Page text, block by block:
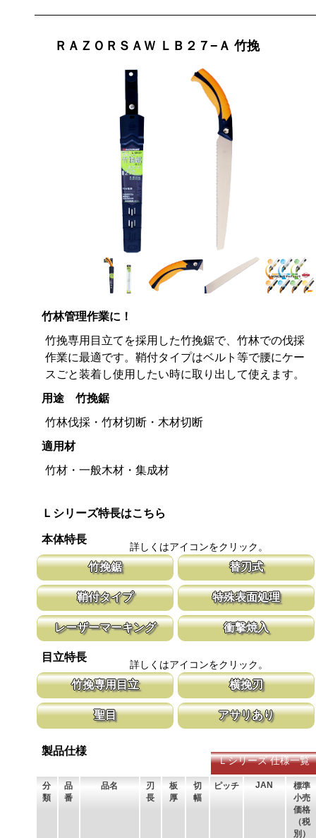
ＲＡＺＯＲＳＡＷ ＬＢ２７−Ａ 竹挽
竹林管理作業に！
竹挽専用目立てを採用した竹挽鋸で、竹林での伐採
作業に最適です。鞘付タイプはベルト等で腰にケー
スごと装着し使用したい時に取り出して使えます。
用途 竹挽鋸
竹林伐採・竹材切断・木材切断
適用材
竹材・一般木材・集成材
Ｌシリーズ特長はこちら
本体特長
詳しくはアイコンをクリック。
竹挽鋸
竹挽鋸ですが、木工細工から竹細工、造作作業の仕上げ等に使用し
て頂けます。
替刃式
新しい鋸刃に取り替える事で、ご購入時
鋸刃のマーキング（右下）に替刃品番を明
鞘付タイプ
腰に鞘を吊り下げて収納が可能な鞘付タイプは、造園や果樹園、型
枠作業など野外での使用が主な商品に採用しております。
特殊表面処理
鋸刃表面にメッキ処理をして、サビから
ビにより切断材料を汚す心配がありません。
レーザーマーキング
す。 レーザーマーキングを使用し、マークが消えないようにして
衝撃焼入
刃の秘訣です。
目立特長
詳しくはアイコンをクリック。
竹挽専用目立
竹は繊維が強い為、綺麗に切断する為に木材用に比べ、エッジを鋭
く仕上げています。
横挽刃
木材の繊維をある一定の巾で連続して切り
ます。 横挽刃を縦挽に使用すると、けっ
ません。
聖目
ています。 段差の低い刃は大鋸屑の排出のみ働きます。
アサリあり
製品仕様
Ｌシリーズ 仕様一覧
分
類
品
番
品名
刃
長
板
厚
切
幅
ピッチ JAN
標準
小売
価格
（税
別）